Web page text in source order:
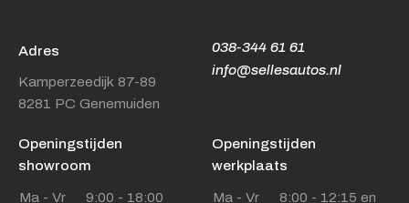
038-344 61 61
info@sellesautos.nl
Adres
Kamperzeedijk 87-89
8281 PC Genemuiden
Openingstijden
showroom
Ma - Vr
9:00 - 18:00
Openingstijden
werkplaats
Ma - Vr
8:00 - 12:15 en